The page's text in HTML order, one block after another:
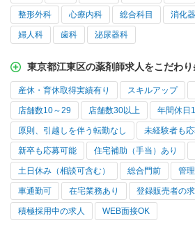
整形外科 心療内科 総合科目 消化
婦人科 歯科 泌尿器科
東京都江東区の薬剤師求人をこだわ
産休・育休取得実績有り スキルアップ
店舗数10～29 店舗数30以上 年間休日
原則、引越しを伴う転勤なし 未経験者も
新卒も応募可能 住宅補助（手当）あり
土日休み（相談可含む） 総合門前 管
車通勤可 在宅業務あり 登録販売者の
積極採用中の求人 WEB面接OK